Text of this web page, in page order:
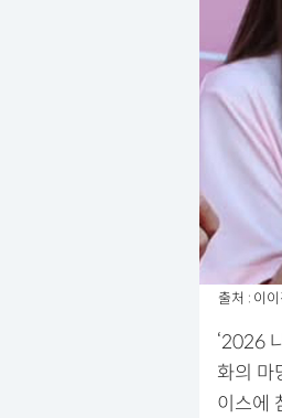
출처 : 이
‘2026
화의 마
이스에